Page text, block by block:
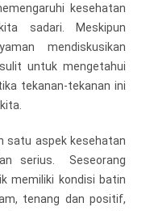
kesehatan
sadari. Meskipun
mendiskusikan
untuk mengetahui
tekanan-tekanan ini
satu aspek kesehatan
serius. Seseorang
memiliki kondisi batin
tenang dan positif,